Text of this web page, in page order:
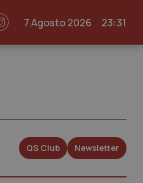
7 Agosto 2026 23:31
QS Club Newsletter